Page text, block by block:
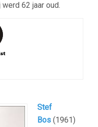
62 jaar oud.
Stef
Bos (1961)